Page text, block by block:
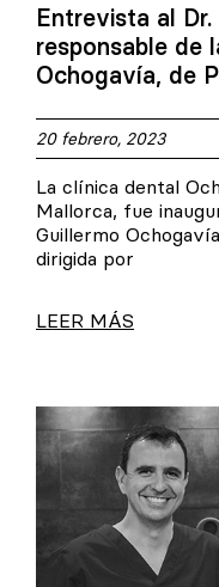
Entrevista al
responsable de
Ochogavía, de
20 febrero, 2023
La clínica dental
Mallorca, fue
Guillermo
dirigida por
LEER MÁS